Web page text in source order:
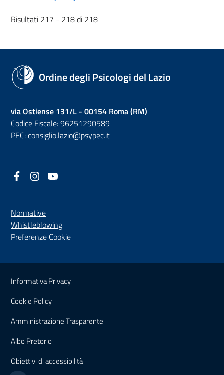
Risultati 217 - 218 di 218
Ordine degli Psicologi del Lazio
via Ostiense 131/L - 00154 Roma (RM)
Codice Fiscale: 96251290589
PEC:consiglio.lazio@psypec.it
Facebook
(nuova scheda - new tab)
Instagram
(nuova scheda - new tab)
Normative
Whistleblowing(nuova scheda - new tab)
Preferenze Cookie
Sezione Link Utili
Informativa Privacy
Cookie Policy
Amministrazione Trasparente
Albo Pretorio
Obiettivi di accessibilità(nuova scheda - new tab)